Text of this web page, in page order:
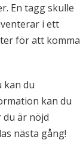
En tagg skulle
i ett
för att komma
kan du
kan du
du är nöjd
nästa gång!